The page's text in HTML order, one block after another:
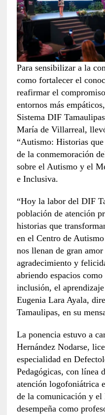
Para sensibilizar a la
como fortalecer el
reafirmar el
entornos más
Sistema DIF
María de Villarreal,
“Autismo: Historias
de la conmemoración
sobre el Autismo y el
e Inclusiva.
“Hoy la labor del DIF
población de atención
historias que
en el Centro de
nos llenan de gran
agradecimiento y
abriendo espacios
inclusión, el
Eugenia Lara Ayala,
Tamaulipas, en su
La ponencia estuvo a
Hernández Nodarse,
especialidad en
Pedagógicas, con línea
atención logofoniátrica
de la comunicación y el
desempeña como